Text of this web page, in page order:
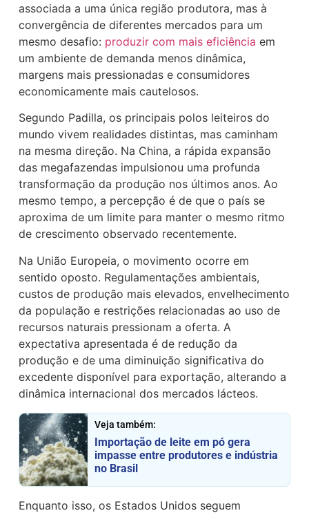
associada a uma única região produtora, mas à
convergência de diferentes mercados para um
mesmo desafio: produzir com mais eficiência em
um ambiente de demanda menos dinâmica,
margens mais pressionadas e consumidores
economicamente mais cautelosos.
Segundo Padilla, os principais polos leiteiros do
mundo vivem realidades distintas, mas caminham
na mesma direção. Na China, a rápida expansão
das megafazendas impulsionou uma profunda
transformação da produção nos últimos anos. Ao
mesmo tempo, a percepção é de que o país se
aproxima de um limite para manter o mesmo ritmo
de crescimento observado recentemente.
Na União Europeia, o movimento ocorre em
sentido oposto. Regulamentações ambientais,
custos de produção mais elevados, envelhecimento
da população e restrições relacionadas ao uso de
recursos naturais pressionam a oferta. A
expectativa apresentada é de redução da
produção e de uma diminuição significativa do
excedente disponível para exportação, alterando a
dinâmica internacional dos mercados lácteos.
Veja também:
Importação de leite em pó gera
impasse entre produtores e indústria
no Brasil
Enquanto isso, os Estados Unidos seguem